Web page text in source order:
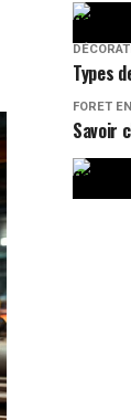
Types
FORET
Savoir